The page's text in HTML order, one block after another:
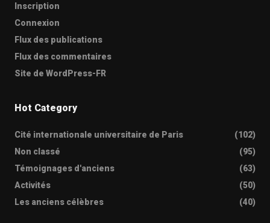
Inscription
Connexion
Flux des publications
Flux des commentaires
Site de WordPress-FR
Hot Category
Cité internationale universitaire de Paris
(102)
Non classé
(95)
Témoignages d'anciens
(63)
Activités
(50)
Les anciens célèbres
(40)